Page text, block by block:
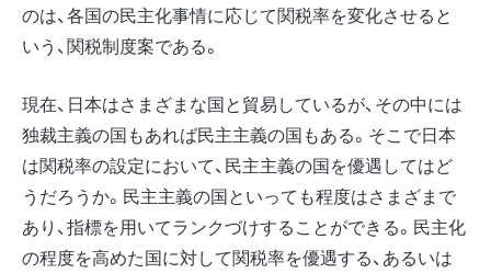
のは、各国の民主化事情に応じて関税率を変化させると
いう、関税制度案である。
現在、日本はさまざまな国と貿易しているが、その中には
独裁主義の国もあれば民主主義の国もある。そこで日本
は関税率の設定において、民主主義の国を優遇してはど
うだろうか。民主主義の国といっても程度はさまざまで
あり、指標を用いてランクづけすることができる。民主化
の程度を高めた国に対して関税率を優遇する、あるいは